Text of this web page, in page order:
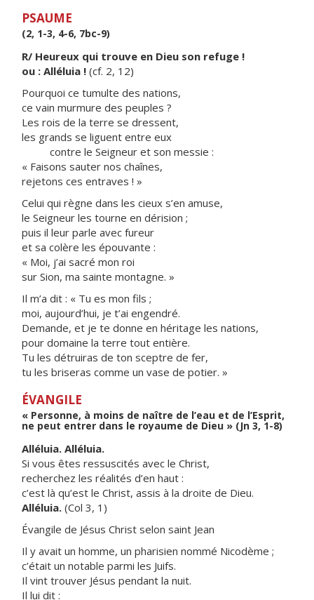
PSAUME
(2, 1-3, 4-6, 7bc-9)
R/ Heureux qui trouve en Dieu son refuge !
ou : Alléluia ! (cf. 2, 12)
Pourquoi ce tumulte des nations,
ce vain murmure des peuples ?
Les rois de la terre se dressent,
les grands se liguent entre eux
contre le Seigneur et son messie :
« Faisons sauter nos chaînes,
rejetons ces entraves ! »
Celui qui règne dans les cieux s’en amuse,
le Seigneur les tourne en dérision ;
puis il leur parle avec fureur
et sa colère les épouvante :
« Moi, j’ai sacré mon roi
sur Sion, ma sainte montagne. »
Il m’a dit : « Tu es mon fils ;
moi, aujourd’hui, je t’ai engendré.
Demande, et je te donne en héritage les nations,
pour domaine la terre tout entière.
Tu les détruiras de ton sceptre de fer,
tu les briseras comme un vase de potier. »
ÉVANGILE
« Personne, à moins de naître de l’eau et de l’Esprit,
ne peut entrer dans le royaume de Dieu » (Jn 3, 1-8)
Alléluia. Alléluia.
Si vous êtes ressuscités avec le Christ,
recherchez les réalités d’en haut :
c’est là qu’est le Christ, assis à la droite de Dieu.
Alléluia. (Col 3, 1)
Évangile de Jésus Christ selon saint Jean
Il y avait un homme, un pharisien nommé Nicodème ;
c’était un notable parmi les Juifs.
Il vint trouver Jésus pendant la nuit.
Il lui dit :